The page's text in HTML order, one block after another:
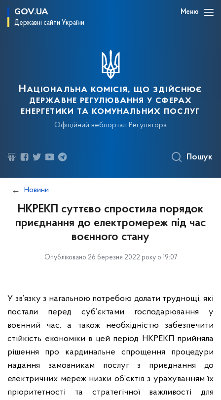
GOV.UA
Державні сайти України
Меню
Національна комісія, що здійснює
державне регулювання у сферах
енергетики та комунальних послуг
Офіційний вебпортал Регулятора
Пошук
Новини
НКРЕКП суттєво спростила порядок
приєднання до електромереж під час
воєнного стану
Опубліковано 26 березня 2022 року о 19:07
У зв’язку з нагальною потребою долати труднощі, які
постали перед суб’єктами господарювання у
воєнний час, а також необхідністю забезпечити
стійкість економіки в цей період НКРЕКП прийняла
рішення про кардинальне спрощення процедури
надання замовникам послуг з приєднання до
електричних мереж низки об’єктів з урахуванням їх
пріоритетності та стратегічної важливості для